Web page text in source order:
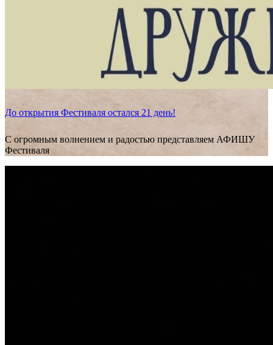
До открытия Фестиваля остался 21 день!
С огромным волнением и радостью представляем АФИШУ
Фестиваля